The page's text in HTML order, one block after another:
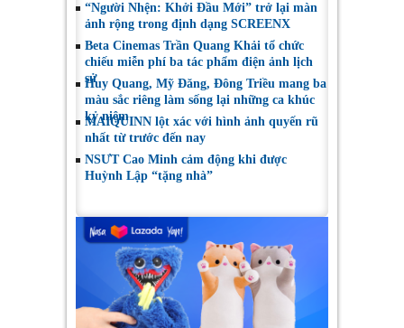
“Người Nhện: Khởi Đầu Mới” trở lại màn
ảnh rộng trong định dạng SCREENX
Beta Cinemas Trần Quang Khải tổ chức
chiếu miễn phí ba tác phẩm điện ảnh lịch
sử
Huy Quang, Mỹ Đăng, Đông Triều mang ba
màu sắc riêng làm sống lại những ca khúc
kỷ niệm
MAIQUINN lột xác với hình ảnh quyến rũ
nhất từ trước đến nay
NSƯT Cao Minh cảm động khi được
Huỳnh Lập “tặng nhà”